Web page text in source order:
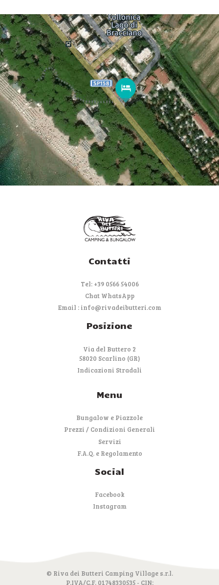
Contatti
Tel: +39 0566 54006
Chat WhatsApp
Email : info@rivadeibutteri.com
Posizione
Via del Buttero 2
58020 Scarlino (GR)
Indicazioni Stradali
Menu
Bungalow e Piazzole
Prezzi / Condizioni Generali
Servizi
F.A.Q. e Regolamento
Social
Facebook
Instagram
© Riva dei Butteri Camping Village s.r.l.
P.IVA/C.F. 01748330535 - CIN: